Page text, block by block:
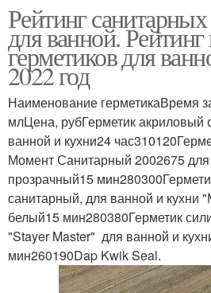
Рейтинг
для ванной.
герметиков для
2022 год
Наименование герметикаВремя
млЦена, рубГерметик акриловый
ванной и кухни24
Момент Санитарный 2002675 для
прозрачный15
санитарный, для ванной и кухни
белый15 мин280380Герметик
"Stayer Master" для ванной и
мин260190Dap Kwik Seal.